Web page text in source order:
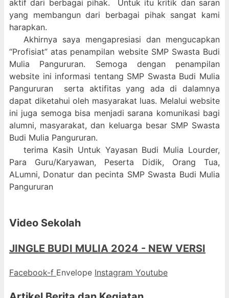
aktif dari berbagai pihak. Untuk itu kritik dan saran
yang membangun dari berbagai pihak sangat kami
harapkan.
Akhirnya saya mengapresiasi dan mengucapkan
“Profisiat” atas penampilan website SMP Swasta Budi
Mulia Pangururan. Semoga dengan penampilan
website ini informasi tentang SMP Swasta Budi Mulia
Pangururan serta aktifitas yang ada di dalamnya
dapat diketahui oleh masyarakat luas. Melalui website
ini juga semoga bisa menjadi sarana komunikasi bagi
alumni, masyarakat, dan keluarga besar SMP Swasta
Budi Mulia Pangururan.
terima Kasih Untuk Yayasan Budi Mulia Lourder,
Para Guru/Karyawan, Peserta Didik, Orang Tua,
ALumni, Donatur dan pecinta SMP Swasta Budi Mulia
Pangururan
Video Sekolah
JINGLE BUDI MULIA 2024 - NEW VERSI
Facebook-f Envelope Instagram Youtube